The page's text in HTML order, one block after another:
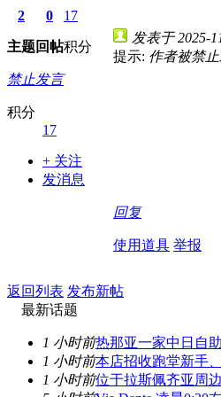
2
主题
0
回帖
17
积分
禁止发言
积分
17
+ 关注
发消息
发表于 2025-
提示: 作者被禁
回复
使用道具 举报
返回列表 发布新帖
最新话题
1 小时前热那亚一家中日自
1 小时前本店招收跑堂新手
1 小时前位于拉斯佩齐亚周